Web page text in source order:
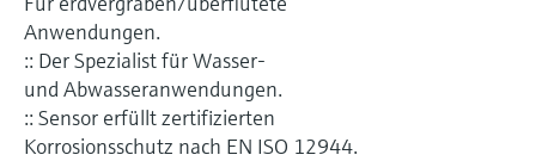
Anwendungen.
:: Der Spezialist für Wasser-
und Abwasseranwendungen.
:: Sensor erfüllt zertifizierten
Korrosionsschutz nach EN ISO 12944.